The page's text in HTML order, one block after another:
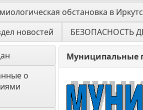
обстановка в
новостей
БЕЗОПАСНОСТЬ
о
Муниципальные